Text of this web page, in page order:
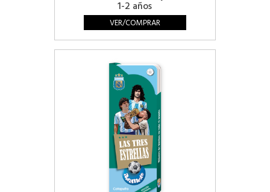
1-2 años
VER/COMPRAR